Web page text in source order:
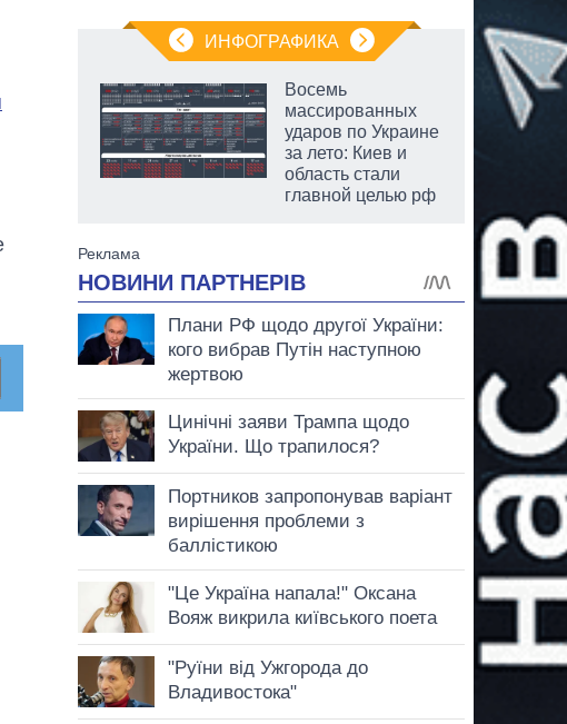
ИНФОГРАФИКА
в
Восемь
массированных
ударов по Украине
за лето: Киев и
область стали
главной целью рф